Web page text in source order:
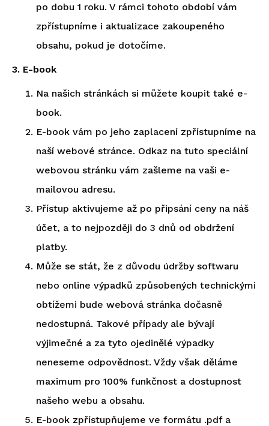
po dobu 1 roku. V rámci tohoto období vám
zpřístupníme i aktualizace zakoupeného
obsahu, pokud je dotočíme.
3. E-book
Na našich stránkách si můžete koupit také e-
book.
E-book vám po jeho zaplacení zpřístupníme na
naší webové stránce. Odkaz na tuto speciální
webovou stránku vám zašleme na vaši e-
mailovou adresu.
Přístup aktivujeme až po připsání ceny na náš
účet, a to nejpozději do 3 dnů od obdržení
platby.
Může se stát, že z důvodu údržby softwaru
nebo online výpadků způsobených technickými
obtížemi bude webová stránka dočasně
nedostupná. Takové případy ale bývají
výjimečné a za tyto ojedinělé výpadky
neneseme odpovědnost. Vždy však děláme
maximum pro 100% funkčnost a dostupnost
našeho webu a obsahu.
E-book zpřístupňujeme ve formátu .pdf a